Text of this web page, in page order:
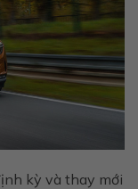
kỳ và thay mới